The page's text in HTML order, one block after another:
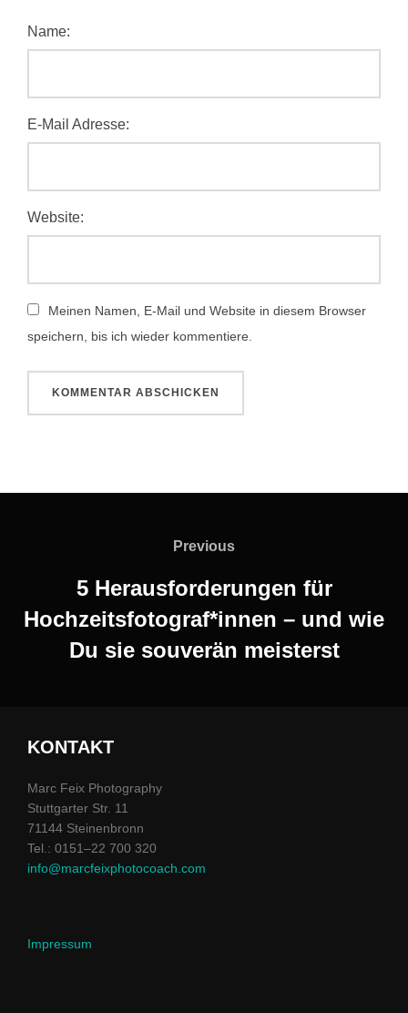
Name:
E-Mail Adresse:
Website:
Meinen Namen, E-Mail und Website in diesem Browser
speichern, bis ich wieder kommentiere.
Previous
5 Herausforderungen für
Hochzeitsfotograf*innen – und wie
Du sie souverän meisterst
KONTAKT
Marc Feix Pho­tog­ra­phy
Stuttgarter Str. 11
71144 Steinen­bronn
Tel.: 0151–22 700 320
info@marcfeixphotocoach.com
Impres­sum